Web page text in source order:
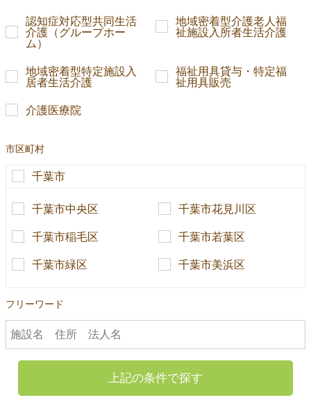
認知症対応型共同生活
介護（グループホー
ム）
地域密着型介護老人福
祉施設入所者生活介護
地域密着型特定施設入
居者生活介護
福祉用具貸与・特定福
祉用具販売
介護医療院
市区町村
千葉市
千葉市中央区 千葉市花見川区
千葉市稲毛区 千葉市若葉区
千葉市緑区 千葉市美浜区
フリーワード
上記の条件で探す